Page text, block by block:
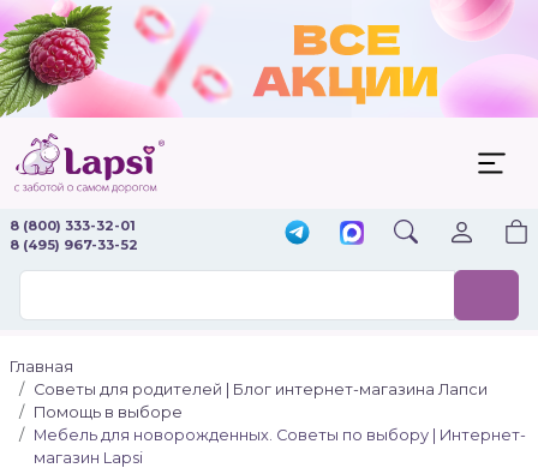
8 (800) 333-32-01
8 (495) 967-33-52
Главная
Советы для родителей | Блог интернет-магазина Лапси
Помощь в выборе
Мебель для новорожденных. Советы по выбору | Интернет-
магазин Lapsi